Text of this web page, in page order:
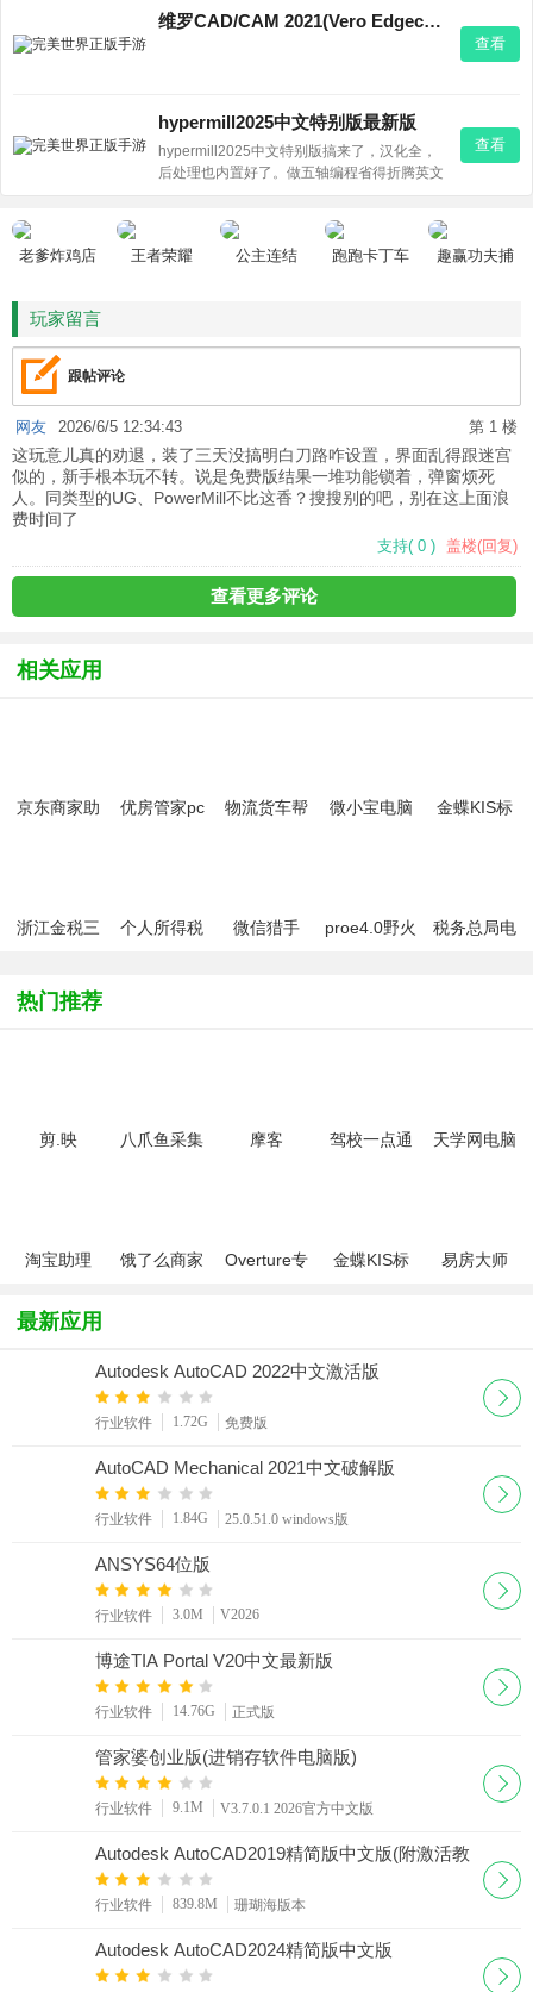
维罗CAD/CAM 2021(Vero Edgecam)2021.0 x64 最新版
查看
hypermill2025中文特别版最新版
hypermill2025中文特别版搞来了，汉化全，
后处理也内置好了。做五轴编程省得折腾英文
界面，上手直接干，模具、叶轮都能搞。需要
查看
老爹炸鸡店
王者荣耀 公主连结 跑跑卡丁车
趣赢功夫捕
玩家留言
跟帖评论
第 1 楼
网友 2026/6/5 12:34:43
这玩意儿真的劝退，装了三天没搞明白刀路咋设置，界面乱得跟迷宫
似的，新手根本玩不转。说是免费版结果一堆功能锁着，弹窗烦死
人。同类型的UG、PowerMill不比这香？搜搜别的吧，别在这上面浪
费时间了
支持( 0 ) 盖楼(回复)
查看更多评论
相关应用
京东商家助
优房管家pc
物流货车帮
微小宝电脑
金蝶KIS标
浙江金税三
个人所得税
微信猎手
proe4.0野火
税务总局电
热门推荐
剪.映
八爪鱼采集
摩客
驾校一点通
天学网电脑
淘宝助理
饿了么商家
Overture专
金蝶KIS标
易房大师
最新应用
Autodesk AutoCAD 2022中文激活版
行业软件 1.72G 免费版
AutoCAD Mechanical 2021中文破解版
行业软件 1.84G 25.0.51.0 windows版
ANSYS64位版
行业软件 3.0M V2026
博途TIA Portal V20中文最新版
行业软件 14.76G 正式版
管家婆创业版(进销存软件电脑版)
行业软件 9.1M V3.7.0.1 2026官方中文版
Autodesk AutoCAD2019精简版中文版(附激活教
程)
行业软件 839.8M 珊瑚海版本
Autodesk AutoCAD2024精简版中文版